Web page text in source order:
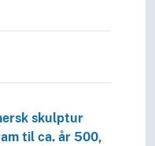
skulptur
til ca. år 500,